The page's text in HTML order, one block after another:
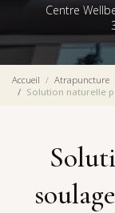
Centre
Accueil
Atrapuncture
Solution naturelle